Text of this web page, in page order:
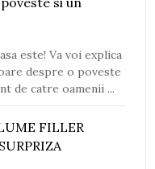
este! Va voi explica
despre o poveste
de catre oamenii ...
FILLER